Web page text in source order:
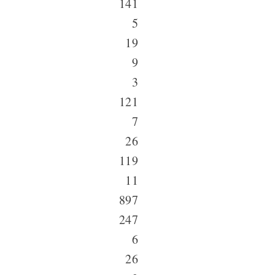
141
5
19
9
3
121
7
26
119
11
897
247
6
26